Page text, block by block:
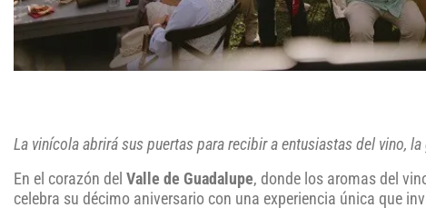
La vinícola abrirá sus puertas para recibir a entusiastas del vino,
En el corazón del Valle de Guadalupe, donde los aromas del
celebra su décimo aniversario con una experiencia única que